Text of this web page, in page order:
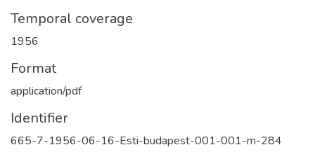
Temporal coverage
1956
Format
application/pdf
Identifier
665-7-1956-06-16-Esti-budapest-001-001-m-284